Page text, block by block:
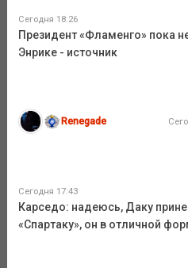
Сегодня 18:26
Президент «Фламенго» пока
Энрике - источник
Renegade
Сегодня 17:43
Карседо: надеюсь, Даку
«Спартаку», он в отличной